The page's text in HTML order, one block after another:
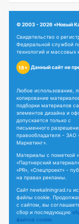
© 2003 - 2026 «Новый
Свидетельство о
Федеральной службой
технологий и массовых
18+ Данный сайт не
Любое использование,
копирование
подборки материалов
элементов дизайна и
допускается только с
письменного
правообладателя - ЗАО
Маркетинг».
Материалы с пометкой
«Партнерский
«PR», «Спецпроект» -
на правах рекламы.
Сайт newkaliningrad.ru
файлы cookie.
с сайтом, вы
сбор и последующую
файлов cookie.